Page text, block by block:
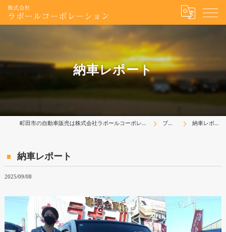
納車レポート
町田市の自動車販売は株式会社ラポールコーポレーション ブログ 納車レポート
納車レポート
2025/09/08